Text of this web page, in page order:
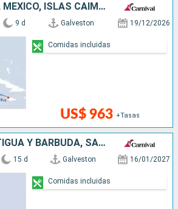
ESTADOS UNIDOS, MÉXICO, ISLAS CAIMÁN, JAMAICA
9 d Galveston 19/12/2026
US$ 963 +Tasas
Comidas incluidas
PUERTO RICO, ANTIGUA Y BARBUDA, SAN MARTÍN, JAMAICA, ESTADOS UNIDOS
15 d Galveston 16/01/2027
Comidas incluidas